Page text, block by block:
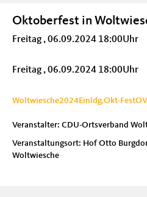
Oktoberfest in
Freitag , 06.09.2024 18:00Uhr
Freitag , 06.09.2024 18:00Uhr
Woltwiesche2024Einldg.Okt-
Veranstalter: CDU-Ortsverband
Veranstaltungsort: Hof Otto
Woltwiesche